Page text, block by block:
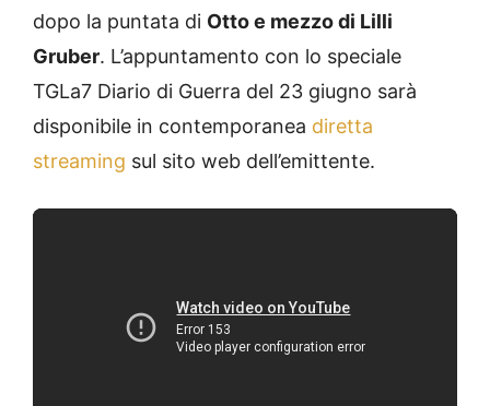
dopo la puntata di Otto e mezzo di Lilli
Gruber. L’appuntamento con lo speciale
TGLa7 Diario di Guerra del 23 giugno sarà
disponibile in contemporanea diretta
streaming sul sito web dell’emittente.